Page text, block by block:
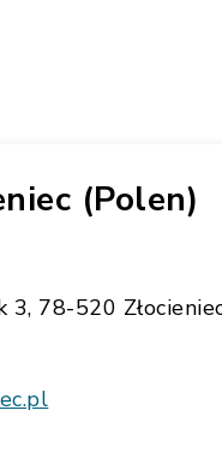
(Polen)
3, 78-520